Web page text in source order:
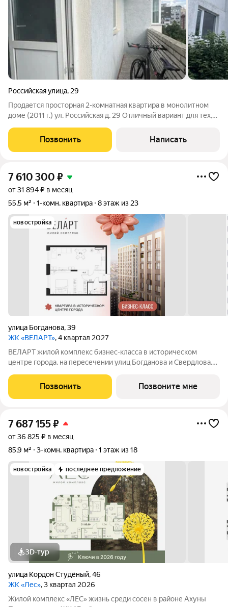
Российская улица, 29
Продается просторная 2-комнатная квартира в монолитном
доме (2011 г.) ул. Российская д. 29 Отличный вариант для тех,
Квартира светлая, с высокими потолками и удобной
планировкой. Бонус к
Позвонить Написать
7 610 300 ₽
от 31 894 ₽ в месяц
55,5 м²
1-комн. квартира 8 этаж из 23
новостройка
улица Богданова,39
ЖК «ВЕЛАРТ», 4 квартал 2027
ВЕЛАРТ жилой комплекс бизнес-класса в историческом
центре города, на пересечении улиц Богданова и Свердлова.
своей архитектурой Клинкерная плитка и композитные панели
Позвонить Позвоните мне
7 687 155₽
от 36 825 ₽ в месяц
85,9 м²
3-комн. квартира 1 этаж из 18
новостройка последнее предложение
3D-тур
улица Кордон Студёный,46
ЖК «Лес», 3 квартал 2026
Жилой комплекс «ЛЕС» жизнь среди сосен в районе Ахуны